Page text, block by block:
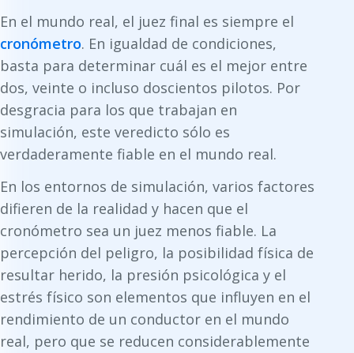
En el mundo real, el juez final es siempre el
cronómetro. En igualdad de condiciones,
basta para determinar cuál es el mejor entre
dos, veinte o incluso doscientos pilotos. Por
desgracia para los que trabajan en
simulación, este veredicto sólo es
verdaderamente fiable en el mundo real.
En los entornos de simulación, varios factores
difieren de la realidad y hacen que el
cronómetro sea un juez menos fiable. La
percepción del peligro, la posibilidad física de
resultar herido, la presión psicológica y el
estrés físico son elementos que influyen en el
rendimiento de un conductor en el mundo
real, pero que se reducen considerablemente